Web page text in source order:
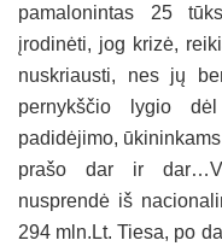
pamalonintas 25
įrodinėti, jog krizė,
nuskriausti, nes jų
pernykščio lygio
padidėjimo,
prašo dar ir
nusprendė iš
294 mln.Lt. Tiesa, po